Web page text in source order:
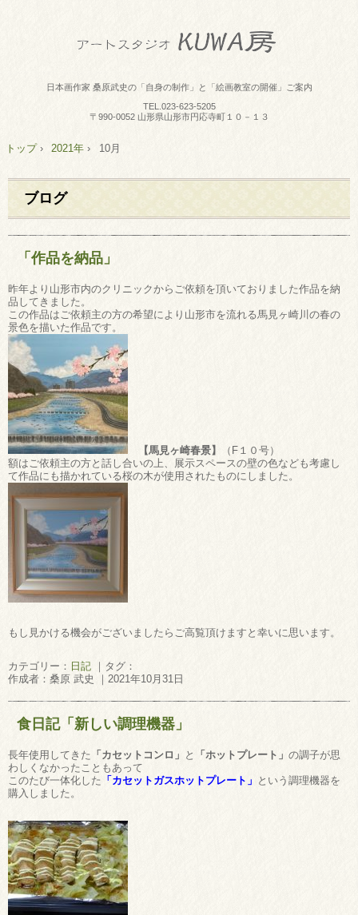
日本画作家 桑原武史の「自身の制作」と「絵画教室の開催」ご案内
TEL. 023-623-5205
〒990-0052 山形県山形市円応寺町１０－１３
トップ› 2021年 › 10月
ブログ
「作品を納品」
昨年より山形市内のクリニックからご依頼を頂いておりました作品を納
品してきました。
この作品はご依頼主の方の希望により山形市を流れる馬見ヶ崎川の春の
景色を描いた作品です。
【馬見ヶ崎春景】
（F１０号）
額はご依頼主の方と話し合いの上、展示スペースの壁の色なども考慮し
て作品にも描かれている桜の木が使用されたものにしました。
もし見かける機会がございましたらご高覧頂けますと幸いに思います。
カテゴリー： 日記 ｜タグ：
作成者：桑原 武史 ｜2021年10月31日
食日記「新しい調理機器」
長年使用してきた 「カセットコンロ」 と 「ホットプレート」 の調子が思
わしくなかったこともあって
このたび一体化した 「カセットガスホットプレート」 という調理機器を
購入しました。